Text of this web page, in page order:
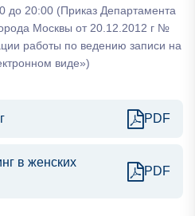
до 20:00 (Приказ Департамента
Москвы от 20.12.2012 г №
работы по ведению записи на
виде»)
PDF
в женских
PDF